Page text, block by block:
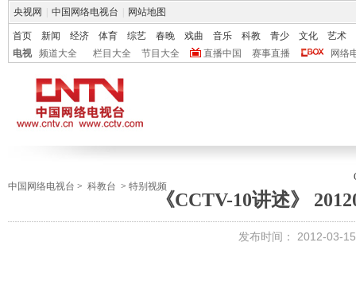
央视网 中国网络电视台 网站地图
首页 新闻 经济 体育 综艺 春晚 戏曲 音乐 科教 青少 文化
艺术
电视
频道大全 栏目大全 节目大全 直播中国 赛事直播 网络
中国网络电视台 > 科教台 > 特别视频
《CCTV-10讲述》
发布时间： 2012-03-